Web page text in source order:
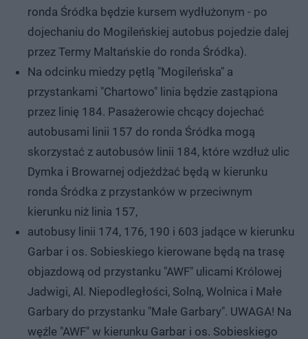
ronda Śródka będzie kursem wydłużonym - po
dojechaniu do Mogileńskiej autobus pojedzie dalej
przez Termy Maltańskie do ronda Śródka).
Na odcinku miedzy pętlą "Mogileńska" a
przystankami "Chartowo" linia będzie zastąpiona
przez linię 184. Pasażerowie chcący dojechać
autobusami linii 157 do ronda Śródka mogą
skorzystać z autobusów linii 184, które wzdłuż ulic
Dymka i Browarnej odjeżdżać będą w kierunku
ronda Śródka z przystanków w przeciwnym
kierunku niż linia 157,
autobusy linii 174, 176, 190 i 603 jadące w kierunku
Garbar i os. Sobieskiego kierowane będą na trasę
objazdową od przystanku "AWF" ulicami Królowej
Jadwigi, Al. Niepodległości, Solną, Wolnica i Małe
Garbary do przystanku "Małe Garbary". UWAGA! Na
węźle "AWF" w kierunku Garbar i os. Sobieskiego